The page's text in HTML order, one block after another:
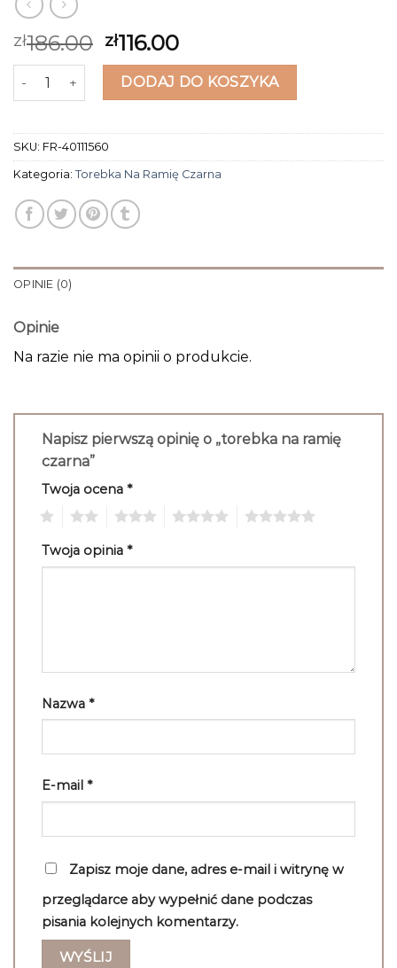
zł186.00 zł116.00
ilość torebka na ramię czarnaDODAJ DO KOSZYKA
SKU: FR-40111560
Kategoria: Torebka Na Ramię Czarna
OPINIE (0)
Opinie
Na razie nie ma opinii o produkcie.
Napisz pierwszą opinię o „torebka na ramię
czarna”
Twoja ocena *
Twoja opinia *
Nazwa *
E-mail *
Zapisz moje dane, adres e-mail i witrynę w
przeglądarce aby wypełnić dane podczas
pisania kolejnych komentarzy.